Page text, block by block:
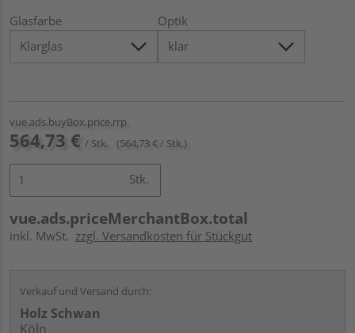
Glasfarbe Optik
vue.ads.buyBox.price.rrp
564,73 € / Stk. (564,73 € / Stk.)
Stk.
vue.ads.priceMerchantBox.total
inkl. MwSt. zzgl. Versandkosten für Stückgut
Verkauf und Versand durch:
Holz Schwan
Köln